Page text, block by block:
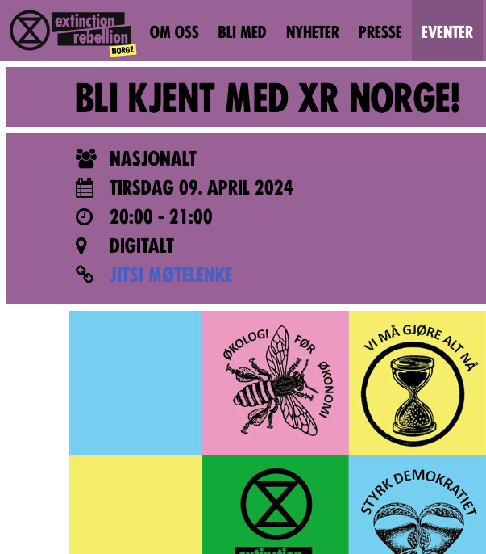
OM OSS BLI MED NYHETER PRESSE EVENTER
BLI KJENT MED XR NORGE!
NASJONALT
TIRSDAG 09. APRIL 2024
20:00 - 21:00
DIGITALT
JITSI MØTELENKE